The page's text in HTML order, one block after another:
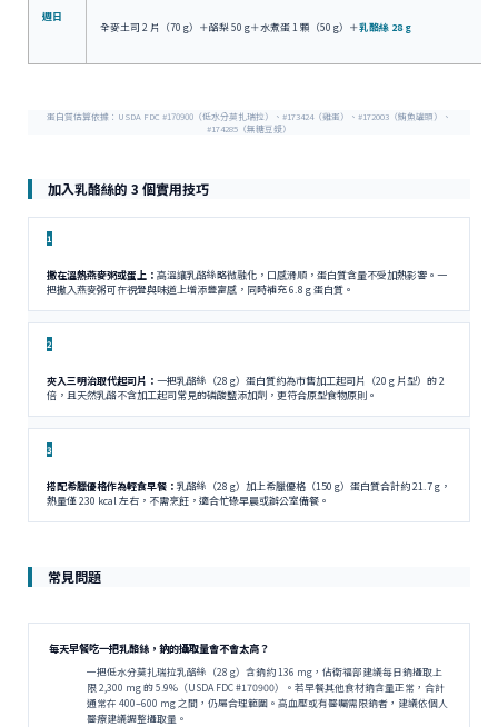
週日
全麥土司 2 片（70 g）＋酪梨 50 g＋水煮蛋 1 顆（50 g）＋乳酪絲 28 g
蛋白質估算依據：USDA FDC #170900（低水分莫扎瑞拉）、#173424（雞蛋）、#172003（鮪魚罐頭）、
#174285（無糖豆漿）
加入乳酪絲的 3 個實用技巧
1
撒在溫熱燕麥粥或蛋上： 高溫讓乳酪絲略微融化，口感滑順，蛋白質含量不受加熱影響。一
把撒入燕麥粥可在視覺與味道上增添豐富感，同時補充 6.8 g 蛋白質。
2
夾入三明治取代起司片： 一把乳酪絲（28 g）蛋白質約為市售加工起司片（20 g 片型）的 2
倍，且天然乳酪不含加工起司常見的磷酸鹽添加劑，更符合原型食物原則。
3
搭配希臘優格作為輕食早餐： 乳酪絲（28 g）加上希臘優格（150 g）蛋白質合計約 21.7 g，
熱量僅 230 kcal 左右，不需烹飪，適合忙碌早晨或辦公室備餐。
常見問題
每天早餐吃一把乳酪絲，鈉的攝取量會不會太高？
一把低水分莫扎瑞拉乳酪絲（28 g）含鈉約 136 mg，佔衛福部建議每日鈉攝取上
限 2,300 mg 的 5.9%（USDA FDC #170900）。若早餐其他食材鈉含量正常，合計
通常在 400–600 mg 之間，仍屬合理範圍。高血壓或有醫囑需限鈉者，建議依個人
醫療建議調整攝取量。